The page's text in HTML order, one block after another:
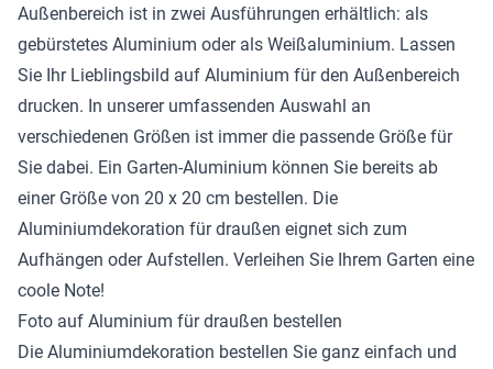
Außenbereich ist in zwei Ausführungen erhältlich: als
gebürstetes Aluminium oder als Weißaluminium. Lassen
Sie Ihr Lieblingsbild auf Aluminium für den Außenbereich
drucken. In unserer umfassenden Auswahl an
verschiedenen Größen ist immer die passende Größe für
Sie dabei. Ein Garten-Aluminium können Sie bereits ab
einer Größe von 20 x 20 cm bestellen. Die
Aluminiumdekoration für draußen eignet sich zum
Aufhängen oder Aufstellen. Verleihen Sie Ihrem Garten eine
coole Note!
Foto auf Aluminium für draußen bestellen
Die Aluminiumdekoration bestellen Sie ganz einfach und